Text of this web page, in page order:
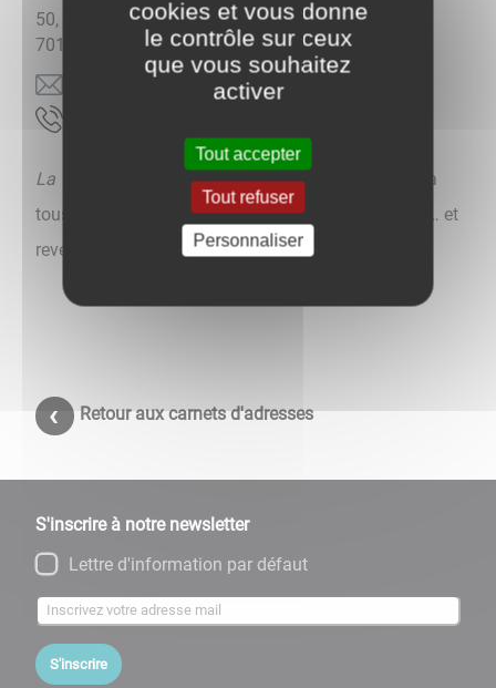
50, rue de Dijon
70100
ARC-LÈS-GRAY
rf.etmoc-ehcnarf-carf@allival.lieucca
La Villa / Frac-Collectionest un lieu à vivre, ouvert à
tous : pour découvrir, apprendre, créer, s’émerveiller… et
revenir.
Retour aux carnets d'adresses
S'inscrire à notre newsletter
Lettre d'information par défaut
S'inscrire
cookies et vous donne
le contrôle sur ceux
que vous souhaitez
activer
Tout accepter
Tout refuser
Personnaliser